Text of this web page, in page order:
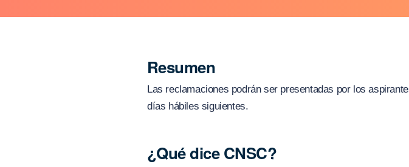
Resumen
Las reclamaciones podrán ser presentadas por los
días hábiles siguientes.
¿Qué dice CNSC?